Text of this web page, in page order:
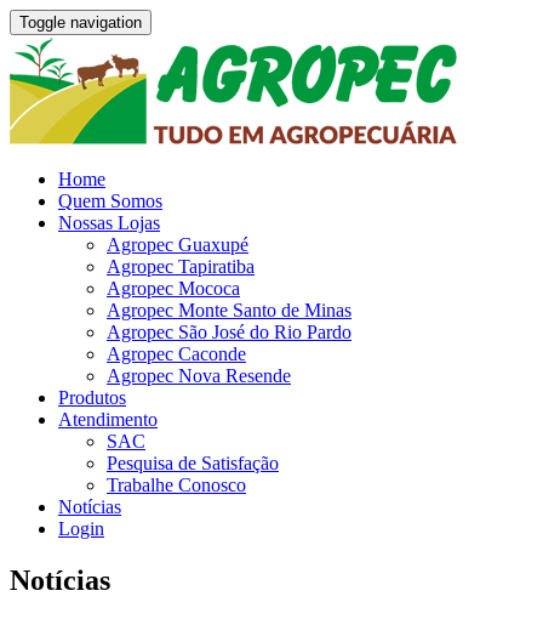
Toggle navigation
Home
Quem Somos
Nossas Lojas
Agropec Guaxupé
Agropec Tapiratiba
Agropec Mococa
Agropec Monte Santo de Minas
Agropec São José do Rio Pardo
Agropec Caconde
Agropec Nova Resende
Produtos
Atendimento
SAC
Pesquisa de Satisfação
Trabalhe Conosco
Notícias
Login
Notícias